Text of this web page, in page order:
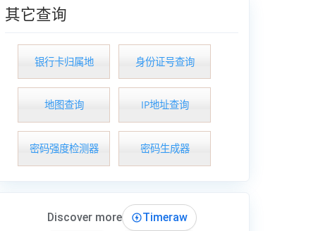
其它查询
银行卡归属地 身份证号查询
地图查询 IP地址查询
密码强度检测器 密码生成器
Discover more
Timeraw